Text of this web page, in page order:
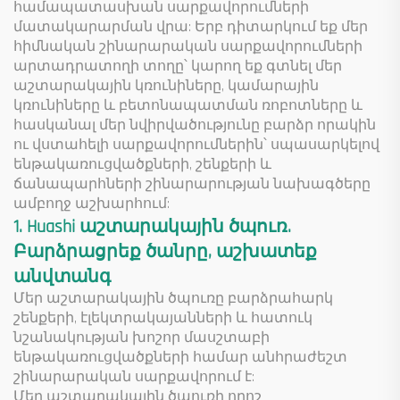
համապատասխան սարքավորումների
մատակարարման վրա: Երբ դիտարկում եք մեր
հիմնական շինարարական սարքավորումների
արտադրատողի տողը՝ կարող եք գտնել մեր
աշտարակային կռունիները, կամարային
կռունիները և բետոնապատման ռոբոտները և
հասկանալ մեր նվիրվածությունը բարձր որակին
ու վստահելի սարքավորումներին՝ սպասարկելով
ենթակառուցվածքների, շենքերի և
ճանապարհների շինարարության նախագծերը
ամբողջ աշխարհում:
1. Huashi աշտարակային ծպուռ.
Բարձրացրեք ծանրը, աշխատեք
անվտանգ
Մեր աշտարակային ծպուռը բարձրահարկ
շենքերի, էլեկտրակայանների և հատուկ
նշանակության խոշոր մասշտաբի
ենթակառուցվածքների համար անհրաժեշտ
շինարարական սարքավորում է: